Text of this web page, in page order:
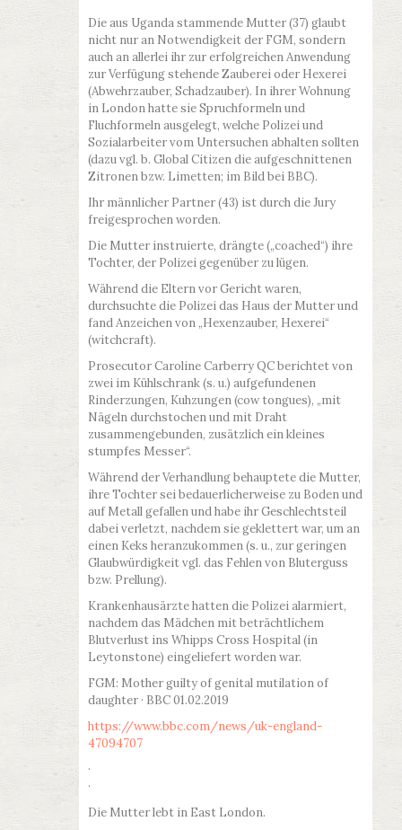
Die aus Uganda stammende Mutter (37) glaubt
nicht nur an Notwendigkeit der FGM, sondern
auch an allerlei ihr zur erfolgreichen Anwendung
zur Verfügung stehende Zauberei oder Hexerei
(Abwehrzauber, Schadzauber). In ihrer Wohnung
in London hatte sie Spruchformeln und
Fluchformeln ausgelegt, welche Polizei und
Sozialarbeiter vom Untersuchen abhalten sollten
(dazu vgl. b. Global Citizen die aufgeschnittenen
Zitronen bzw. Limetten; im Bild bei BBC).
Ihr männlicher Partner (43) ist durch die Jury
freigesprochen worden.
Die Mutter instruierte, drängte („coached“) ihre
Tochter, der Polizei gegenüber zu lügen.
Während die Eltern vor Gericht waren,
durchsuchte die Polizei das Haus der Mutter und
fand Anzeichen von „Hexenzauber, Hexerei“
(witchcraft).
Prosecutor Caroline Carberry QC berichtet von
zwei im Kühlschrank (s. u.) aufgefundenen
Rinderzungen, Kuhzungen (cow tongues), „mit
Nägeln durchstochen und mit Draht
zusammengebunden, zusätzlich ein kleines
stumpfes Messer“.
Während der Verhandlung behauptete die Mutter,
ihre Tochter sei bedauerlicherweise zu Boden und
auf Metall gefallen und habe ihr Geschlechtsteil
dabei verletzt, nachdem sie geklettert war, um an
einen Keks heranzukommen (s. u., zur geringen
Glaubwürdigkeit vgl. das Fehlen von Bluterguss
bzw. Prellung).
Krankenhausärzte hatten die Polizei alarmiert,
nachdem das Mädchen mit beträchtlichem
Blutverlust ins Whipps Cross Hospital (in
Leytonstone) eingeliefert worden war.
FGM: Mother guilty of genital mutilation of
daughter · BBC 01.02.2019
https://www.bbc.com/news/uk-england-
47094707
·
·
Die Mutter lebt in East London.